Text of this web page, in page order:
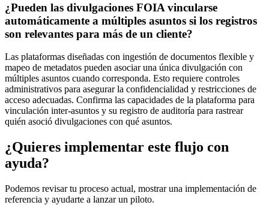
¿Pueden las divulgaciones FOIA vincularse
automáticamente a múltiples asuntos si los registros
son relevantes para más de un cliente?
Las plataformas diseñadas con ingestión de documentos flexible y
mapeo de metadatos pueden asociar una única divulgación con
múltiples asuntos cuando corresponda. Esto requiere controles
administrativos para asegurar la confidencialidad y restricciones de
acceso adecuadas. Confirma las capacidades de la plataforma para
vinculación inter-asuntos y su registro de auditoría para rastrear
quién asoció divulgaciones con qué asuntos.
¿Quieres implementar este flujo con
ayuda?
Podemos revisar tu proceso actual, mostrar una implementación de
referencia y ayudarte a lanzar un piloto.